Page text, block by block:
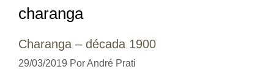
charanga
Charanga – década 1900
29/03/2019 PorAndré Prati